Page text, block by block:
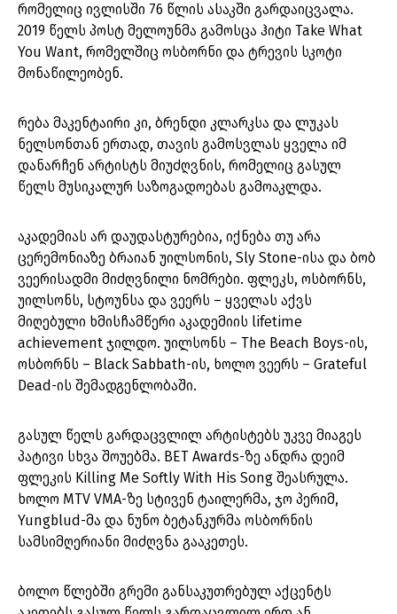
რომელიც ივლისში 76 წლის ასაკში გარდაიცვალა.
2019 წელს პოსტ მელოუნმა გამოსცა ჰიტი Take What
You Want, რომელშიც ოსბორნი და ტრევის სკოტი
მონაწილეობენ.
რება მაკენტაირი კი, ბრენდი კლარკსა და ლუკას
ნელსონთან ერთად, თავის გამოსვლას ყველა იმ
დანარჩენ არტისტს მიუძღვნის, რომელიც გასულ
წელს მუსიკალურ საზოგადოებას გამოაკლდა.
აკადემიას არ დაუდასტურებია, იქნება თუ არა
ცერემონიაზე ბრაიან უილსონის, Sly Stone-ისა და ბობ
ვეერისადმი მიძღვნილი ნომრები. ფლეკს, ოსბორნს,
უილსონს, სტოუნსა და ვეერს – ყველას აქვს
მიღებული ხმისჩამწერი აკადემიის lifetime
achievement ჯილდო. უილსონს – The Beach Boys-ის,
ოსბორნს – Black Sabbath-ის, ხოლო ვეერს – Grateful
Dead-ის შემადგენლობაში.
გასულ წელს გარდაცვლილ არტისტებს უკვე მიაგეს
პატივი სხვა შოუებმა. BET Awards-ზე ანდრა დეიმ
ფლეკის Killing Me Softly With His Song შეასრულა.
ხოლო MTV VMA-ზე სტივენ ტაილერმა, ჯო პერიმ,
Yungblud-მა და ნუნო ბეტანკურმა ოსბორნის
სამსიმღერიანი მიძღვნა გააკეთეს.
ბოლო წლებში გრემი განსაკუთრებულ აქცენტს